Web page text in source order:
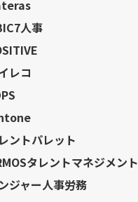
人事
レコ
ントパレット
タレントマネジメント
ジャー人事労務